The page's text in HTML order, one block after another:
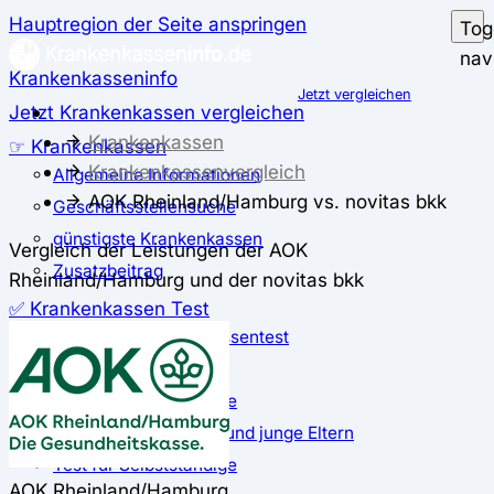
Hauptregion der Seite anspringen
Krankenkasseninfo
Jetzt Krankenkassen vergleichen
☞ Krankenkassen
Allgemeine Informationen
Geschäftsstellensuche
günstigste Krankenkassen
Zusatzbeitrag
✅ Krankenkassen Test
Der große Krankenkassentest
Test für Studierende
Test für Auszubildende
Test für Schwangere und junge Eltern
Test für Selbstständige
Jetzt vergleichen
Krankenkassen
Krankenkassenvergleich
AOK Rheinland/Hamburg vs. novitas bkk
Vergleich der Leistungen der AOK
Rheinland/Hamburg und der novitas bkk